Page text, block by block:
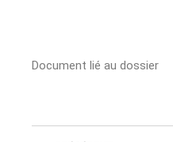
Document lié au dossier